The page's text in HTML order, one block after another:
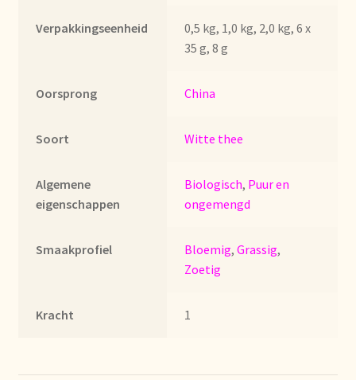
Imprint
Lista de precios actualizada.
Liste de prix actuelle
Mehrsprachigkeit
Verpakkingseenheid
0,5 kg, 1,0 kg, 2,0 kg, 6 x
35 g, 8 g
Oorsprong China
Soort Witte thee
Algemene
eigenschappen
Biologisch, Puur en
ongemengd
Smaakprofiel Bloemig,Grassig,
Zoetig
Kracht 1